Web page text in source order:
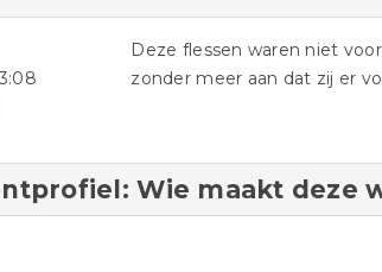
Deze flessen waren niet
zonder meer aan dat zij er
Wie maakt deze